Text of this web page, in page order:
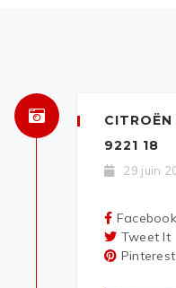
CITROËN
9221 18
29 juin
Tweet It